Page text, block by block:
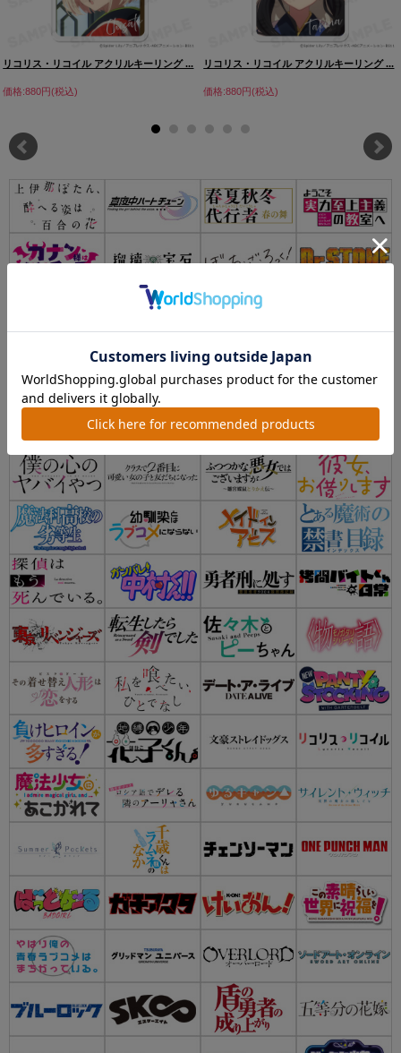
リコリス・リコイル アクリルキーリング ...
価格:880円(税込)
リコリス・リコイル アクリルキーリング ...
価格:880円(税込)